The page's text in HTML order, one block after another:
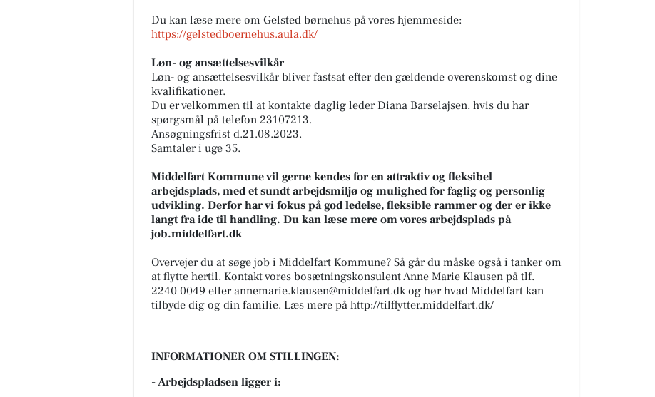
Du kan læse mere om Gelsted børnehus på vores hjemmeside:
https://gelstedboernehus.aula.dk/
Løn- og ansættelsesvilkår
Løn- og ansættelsesvilkår bliver fastsat efter den gældende overenskomst og dine
kvalifikationer.
Du er velkommen til at kontakte daglig leder Diana Barselajsen, hvis du har
spørgsmål på telefon 23107213.
Ansøgningsfrist d.21.08.2023.
Samtaler i uge 35.
Middelfart Kommune vil gerne kendes for en attraktiv og fleksibel
arbejdsplads, med et sundt arbejdsmiljø og mulighed for faglig og personlig
udvikling. Derfor har vi fokus på god ledelse, fleksible rammer og der er ikke
langt fra ide til handling. Du kan læse mere om vores arbejdsplads på
job.middelfart.dk
Overvejer du at søge job i Middelfart Kommune? Så går du måske også i tanker om
at flytte hertil. Kontakt vores bosætningskonsulent Anne Marie Klausen på tlf.
2240 0049 eller annemarie.klausen@middelfart.dk og hør hvad Middelfart kan
tilbyde dig og din familie. Læs mere på http://tilflytter.middelfart.dk/
INFORMATIONER OM STILLINGEN:
- Arbejdspladsen ligger i: